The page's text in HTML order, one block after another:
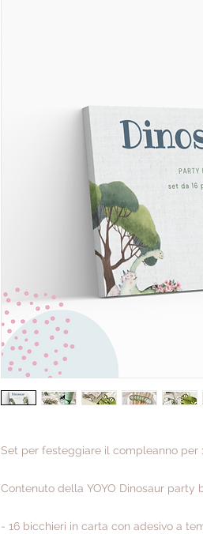
Set per festeggiare il compleanno per
Contenuto della YOYO Dinosaur party
- 16 bicchieri in carta con adesivo a